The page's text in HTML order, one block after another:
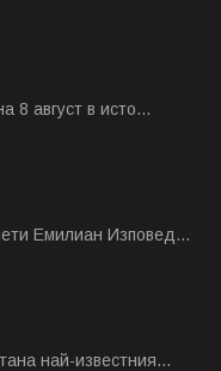
8 август в исто...
Емилиан Изповед...
най-известния...